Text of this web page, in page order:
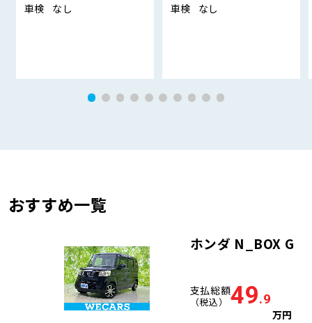
車検 なし 車検 なし
おすすめ一覧
ホンダ N_BOX G
支払総額
（税込） 49.9
万円